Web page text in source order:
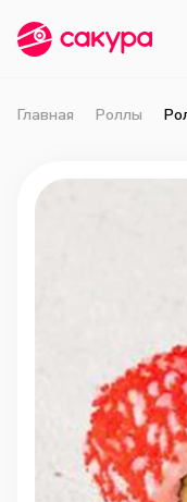
Главная Роллы